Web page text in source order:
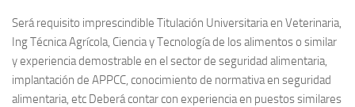
Será requisito imprescindible Titulación Universitaria en Veterinaria,
Ing Técnica Agrícola, Ciencia y Tecnología de los alimentos o similar
y experiencia demostrable en el sector de seguridad alimentaria,
implantación de APPCC, conocimiento de normativa en seguridad
alimentaria, etc Deberá contar con experiencia en puestos similares